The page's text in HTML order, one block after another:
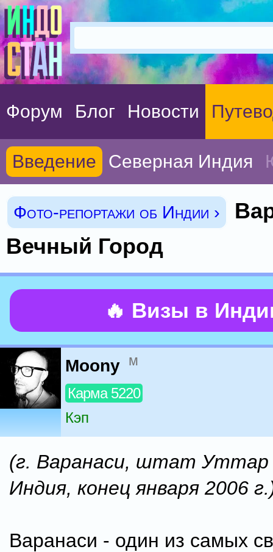
Форум Блог Новости
Введение Северная Индия
Фото-репортажи об Индии ›
Вечный Город
🔥 Визы в
Moony м
Карма 5220
Кэп
(г. Варанаси, штат
Индия, конец января 2006
Варанаси - один из самых